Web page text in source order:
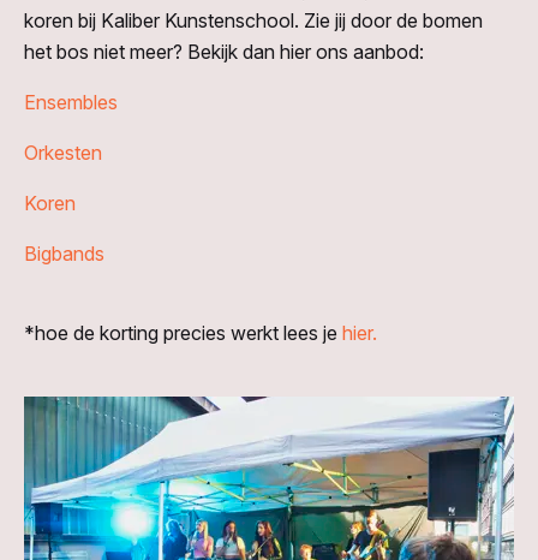
koren bij Kaliber Kunstenschool. Zie jij door de bomen
het bos niet meer? Bekijk dan hier ons aanbod:
Ensembles
Orkesten
Koren
Bigbands
*hoe de korting precies werkt lees je hier.